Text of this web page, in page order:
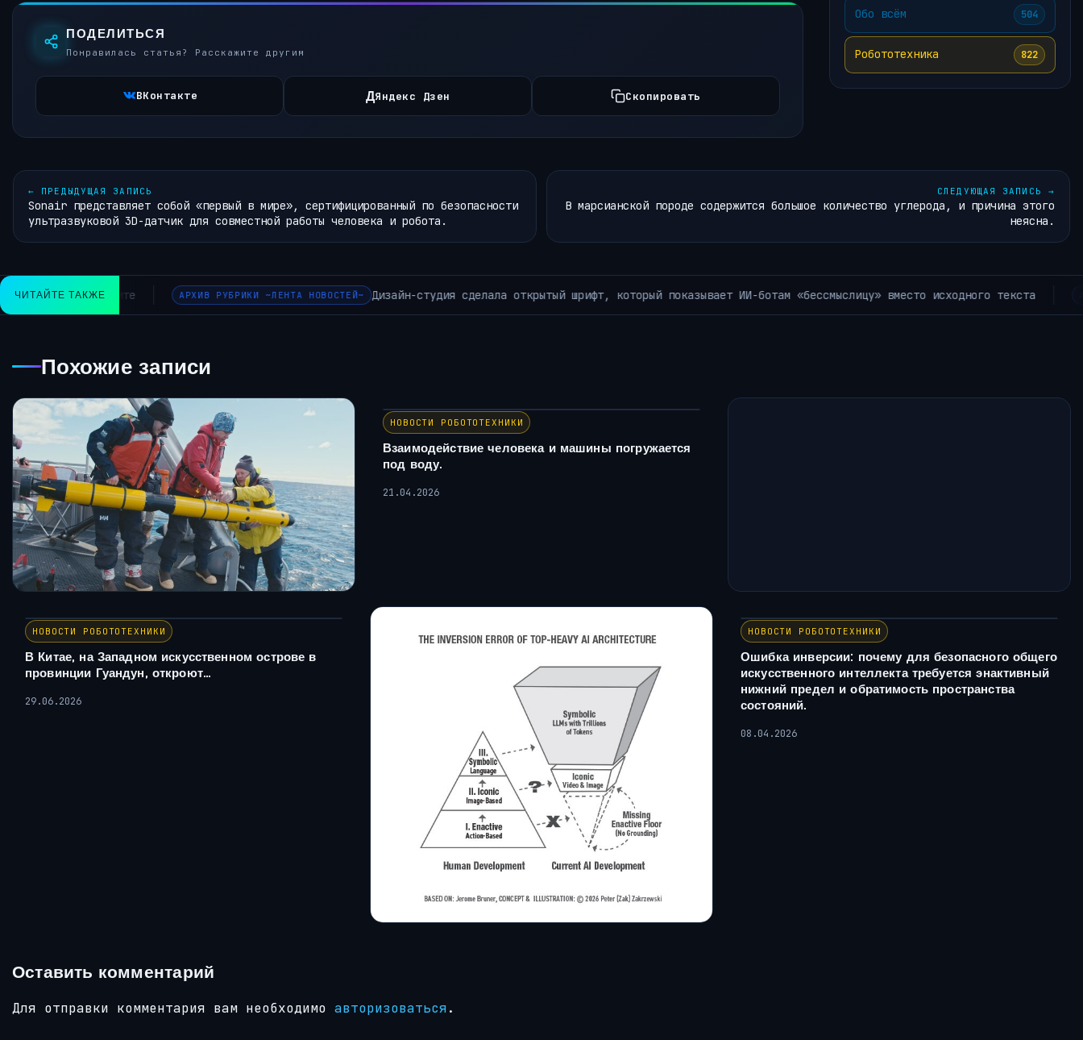
ПОДЕЛИТЬСЯ
Понравилась статья? Расскажите другим
ВКонтакте ДЯндекс Дзен Скопировать
Обо всём 504
Робототехника 822
← ПРЕДЫДУЩАЯ ЗАПИСЬ
Sonair представляет собой «первый в мире», сертифицированный по безопасности
ультразвуковой 3D-датчик для совместной работы человека и робота.
СЛЕДУЮЩАЯ ЗАПИСЬ →
В марсианской породе содержится большое количество углерода, и причина этого
неясна.
ЧИТАЙТЕ ТАКЖЕ
Дизайн-студия сделала открытый шрифт, который показывает ИИ-ботам «бессмыслицу» вместо исходного текста АРХИВ РУБРИКИ ~ЛЕНТА НОВОСТЕЙ~ Meta вступает в войну
Похожие записи
НОВОСТИ РОБОТОТЕХНИКИ
Взаимодействие человека и машины погружается
под воду.
21.04.2026
НОВОСТИ РОБОТОТЕХНИКИ
В Китае, на Западном искусственном острове в
провинции Гуандун, откроют…
29.06.2026
НОВОСТИ РОБОТОТЕХНИКИ
Ошибка инверсии: почему для безопасного общего
искусственного интеллекта требуется энактивный
нижний предел и обратимость пространства
состояний.
08.04.2026
Оставить комментарий
Для отправки комментария вам необходимо авторизоваться.